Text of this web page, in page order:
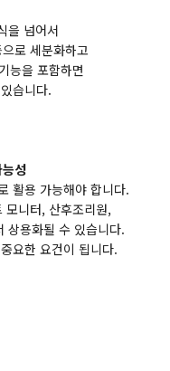
을 넘어서
로 세분화하고
능을 포함하면
습니다.
성
활용 가능해야 합니다.
모니터, 산후조리원,
상용화될 수 있습니다.
요한 요건이 됩니다.